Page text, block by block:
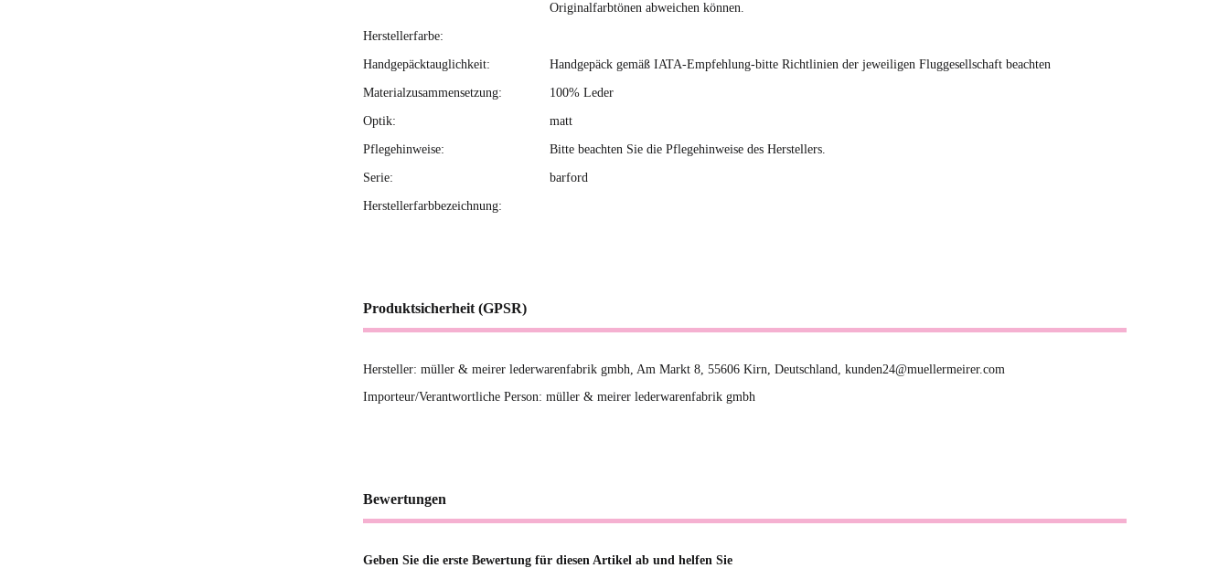
Originalfarbtönen abweichen können.
Herstellerfarbe:
Handgepäcktauglichkeit: Handgepäck gemäß IATA-Empfehlung-bitte Richtlinien der jeweiligen Fluggesellschaft beachten
Materialzusammensetzung: 100% Leder
Optik: matt
Pflegehinweise: Bitte beachten Sie die Pflegehinweise des Herstellers.
Serie: barford
Herstellerfarbbezeichnung:
Produktsicherheit (GPSR)
Hersteller: müller & meirer lederwarenfabrik gmbh, Am Markt 8, 55606 Kirn, Deutschland, kunden24@muellermeirer.com
Importeur/Verantwortliche Person: müller & meirer lederwarenfabrik gmbh
Bewertungen
Geben Sie die erste Bewertung für diesen Artikel ab und helfen Sie